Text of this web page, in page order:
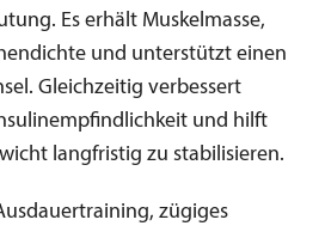
Es erhält Muskelmasse,
und unterstützt einen
Gleichzeitig verbessert
und hilft
langfristig zu stabilisieren.
zügiges